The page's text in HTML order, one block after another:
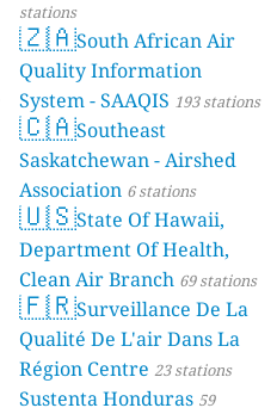
stations
🇿🇦South African Air
Quality Information
System - SAAQIS 193 stations
🇨🇦Southeast
Saskatchewan - Airshed
Association 6 stations
🇺🇸State Of Hawaii,
Department Of Health,
Clean Air Branch 69 stations
🇫🇷Surveillance De La
Qualité De L'air Dans La
Région Centre 23 stations
Sustenta Honduras 59